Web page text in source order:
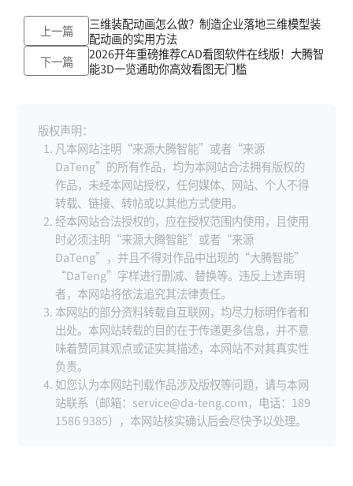
上一篇
三维装配动画怎么做？制造企业落地三维模型装
配动画的实用方法
下一篇
2026开年重磅推荐CAD看图软件在线版！大腾智
能3D一览通助你高效看图无门槛
版权声明：
凡本网站注明“来源大腾智能”或者“来源
DaTeng”的所有作品，均为本网站合法拥有版权的
作品，未经本网站授权，任何媒体、网站、个人不得
转载、链接、转帖或以其他方式使用。
经本网站合法授权的，应在授权范围内使用，且使用
时必须注明“来源大腾智能”或者“来源
DaTeng”，并且不得对作品中出现的“大腾智能”
“DaTeng”字样进行删减、替换等。违反上述声明
者，本网站将依法追究其法律责任。
本网站的部分资料转载自互联网，均尽力标明作者和
出处。本网站转载的目的在于传递更多信息，并不意
味着赞同其观点或证实其描述，本网站不对其真实性
负责。
如您认为本网站刊载作品涉及版权等问题，请与本网
站联系（邮箱：service@da-teng.com，电话：189
1586 9385），本网站核实确认后会尽快予以处理。